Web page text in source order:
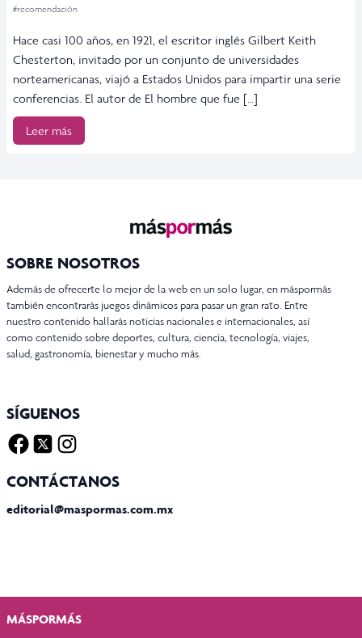
#recomendación
Hace casi 100 años, en 1921, el escritor inglés Gilbert Keith
Chesterton, invitado por un conjunto de universidades
norteamericanas, viajó a Estados Unidos para impartir una serie
conferencias. El autor de El hombre que fue […]
Leer más
SOBRE NOSOTROS
Además de ofrecerte lo mejor de la web en un solo lugar, en máspormás
también encontrarás juegos dinámicos para pasar un gran rato. Entre
nuestro contenido hallarás noticias nacionales e internacionales, así
como contenido sobre deportes, cultura, ciencia, tecnología, viajes,
salud, gastronomía, bienestar y mucho más.
SÍGUENOS
CONTÁCTANOS
editorial@maspormas.com.mx
MÁSPORMÁS